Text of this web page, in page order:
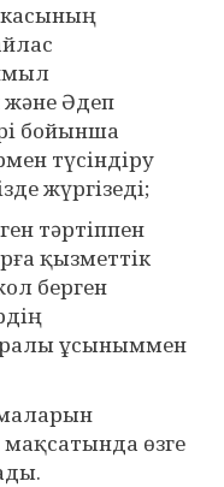
Әдеп
бойынша
түсіндіру
жүргізеді;
тәртіппен
қызметтік
берген
ұсыныммен
өзге